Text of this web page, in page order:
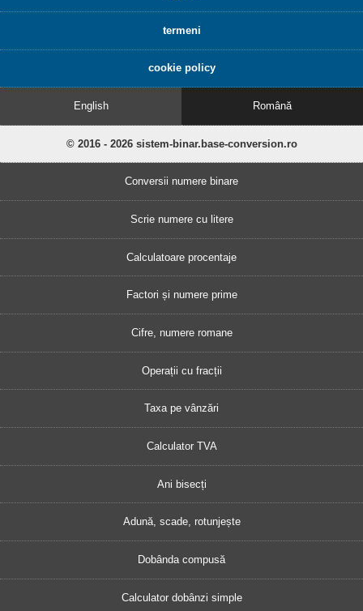
termeni
cookie policy
English Română
© 2016 - 2026 sistem-binar.base-conversion.ro
Conversii numere binare
Scrie numere cu litere
Calculatoare procentaje
Factori și numere prime
Cifre, numere romane
Operații cu fracții
Taxa pe vânzări
Calculator TVA
Ani bisecți
Adună, scade, rotunjește
Dobânda compusă
Calculator dobânzi simple